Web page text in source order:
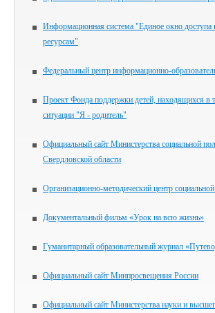
Информационная система "Единое окно доступа
ресурсам"
Федеральный центр информационно-
Проект Фонда поддержки детей, находящихся в
ситуации "Я - родитель"
Официальный сайт Министерства социальной
Свердловской области
Организационно-методический центр
Документальный фильм «Урок на всю жизнь»
Гуманитарный образовательный журнал
Официальный сайт Минпросвещения России
Официальный сайт Министерства науки и